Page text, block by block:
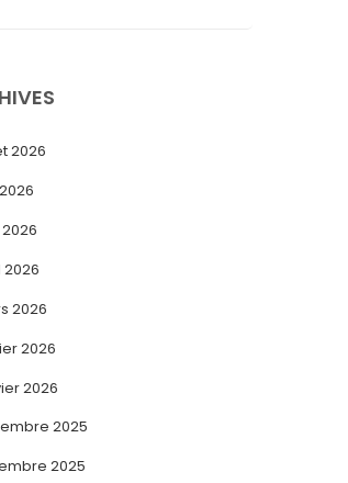
2026
2026
2026
2026
2026
2025
2025